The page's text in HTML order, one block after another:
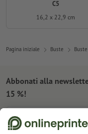
C5
16,2 x 22,9 cm
Pagina iniziale Buste
Abbonati alla
15 %!